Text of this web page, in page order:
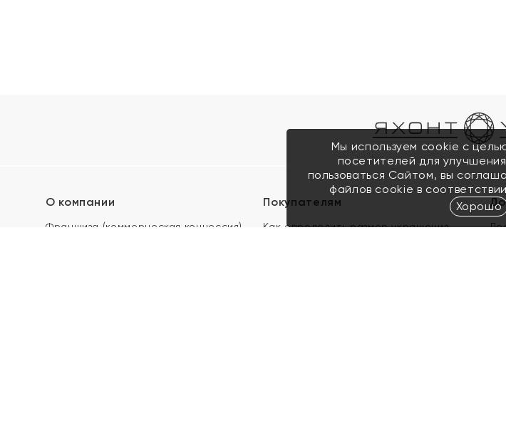
О компании
Франшиза (коммерческая концессия)
Покупателям
Как определить размер украшения
Мы используем cookie с
посетителей для
пользоваться Сайтом, вы
файлов cookie в
Хорошо